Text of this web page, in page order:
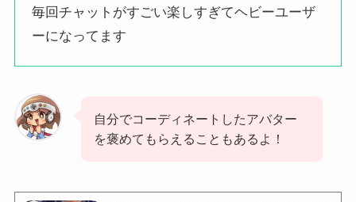
毎回チャットがすごい楽しすぎてヘビーユーザ
ーになってます
自分でコーディネートしたアバター
を褒めてもらえることもあるよ！